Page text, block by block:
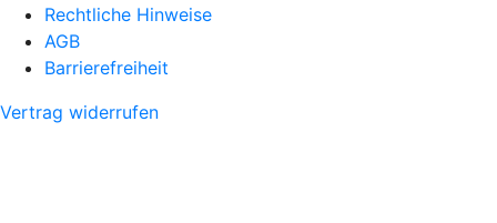
Rechtliche Hinweise
AGB
Barrierefreiheit
Vertrag widerrufen